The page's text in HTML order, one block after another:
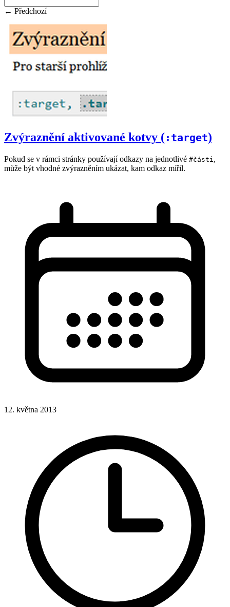
← Předchozí
Zvýraznění aktivované kotvy (:target)
Pokud se v rámci stránky používají odkazy na jednotlivé #části,
může být vhodné zvýrazněním ukázat, kam odkaz mířil.
12. května 2013